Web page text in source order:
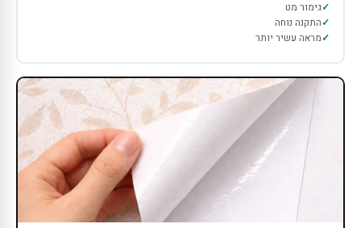
גימור מט
התקנה נוחה
מראה עשיר יותר